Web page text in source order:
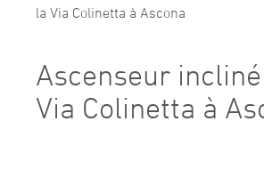
la Via Colinetta à Ascona
Ascenseur
Via Colinetta à